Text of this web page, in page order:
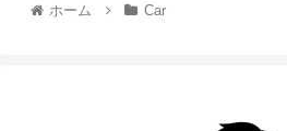
ホーム Car